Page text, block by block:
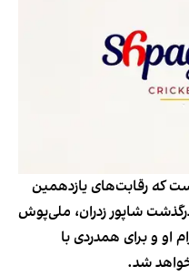
که رقابت‌های یازدهمین
شاپور زدران، ملی‌پوش
او و برای همدردی با
شد.